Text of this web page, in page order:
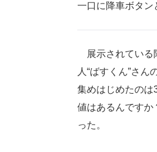
一口に降車ボタン
展示されている
人“ばすくん”さ
集めはじめたのは
値はあるんですか
った。